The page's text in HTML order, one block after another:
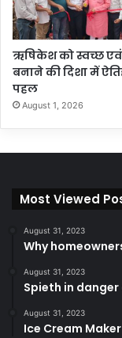
ऋषिकेश को स्वच्छ एवं
बनाने की दिशा में
पहल
August 1, 2026
Most Viewed
August 31, 2023
Why
August 31, 2023
Spieth in
August 31, 2023
Ice Cream